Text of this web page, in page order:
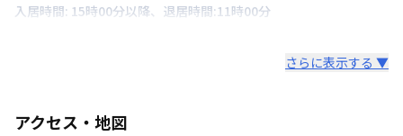
入居時間: 15時00分以降、退居時間:11時00分
さらに表示する ▼
アクセス・地図